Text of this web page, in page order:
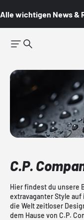
Alle wichtigen News &
C.P.
Hier findest du unsere
extravaganter Style
die Welt zeitloser
dem Hause von C.P.